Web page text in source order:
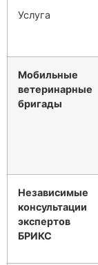
Услуга
Мобильные
ветеринарные
бригады
Независимые
консультации
экспертов
БРИКС